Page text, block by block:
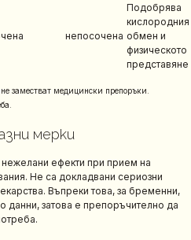
непосочена
Подобрява
кислородния
обмен и
физическото
представяне
заместват медицински препоръки.
мерки
нежелани ефекти при прием на
Не са докладвани сериозни
Въпреки това, за бременни,
данни, затова е препоръчително да